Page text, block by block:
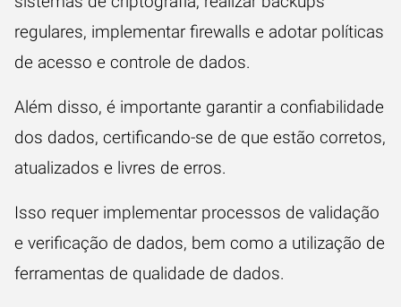
regulares, implementar firewalls e adotar políticas
de acesso e controle de dados.
Além disso, é importante garantir a confiabilidade
dos dados, certificando-se de que estão corretos,
atualizados e livres de erros.
Isso requer implementar processos de validação
e verificação de dados, bem como a utilização de
ferramentas de qualidade de dados.